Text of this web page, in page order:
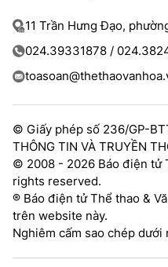
11 Trần Hưng Đạo,
024.39331878 /
© Giấy phép số 236/GP-
THÔNG TIN VÀ TRUYỀN
© 2008 - 2026 Báo điện tử
rights reserved.
® Báo điện tử Thể thao &
trên website này.
Nghiêm cấm sao chép dưới